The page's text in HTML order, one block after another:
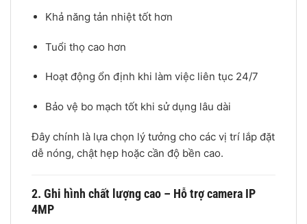
Khả năng tản nhiệt tốt hơn
Tuổi thọ cao hơn
Hoạt động ổn định khi làm việc liên tục 24/7
Bảo vệ bo mạch tốt khi sử dụng lâu dài
Đây chính là lựa chọn lý tưởng cho các vị trí lắp đặt
dễ nóng, chật hẹp hoặc cần độ bền cao.
2. Ghi hình chất lượng cao – Hỗ trợ camera IP
4MP